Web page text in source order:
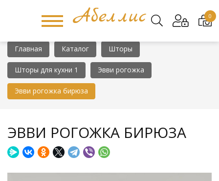
Главная Каталог Шторы
Шторы для кухни 1 Эвви рогожка
Эвви рогожка бирюза
ЭВВИ РОГОЖКА БИРЮЗА
0